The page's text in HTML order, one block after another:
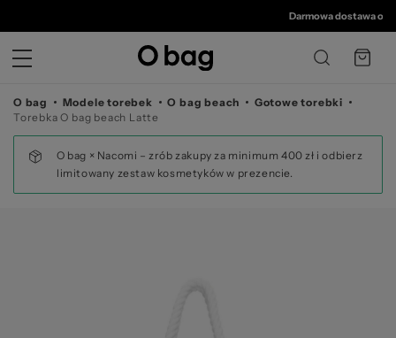
©
Darmowa dostawa od 350
O bag Modele torebek O bag beach
Gotowe torebki
Torebka O bag beach Latte
O bag × Nacomi – zrób zakupy za minimum 400 zł i odbierz
limitowany zestaw kosmetyków w prezencie.